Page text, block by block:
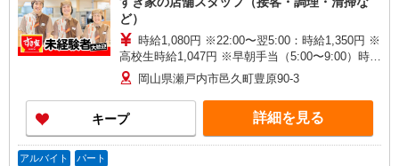
ど）
時給1,080円 ※22:00〜翌5:00：時給1,350円 ※
高校生時給1,047円 ※早朝手当（5:00〜9:00）時給
＋150円岡山県瀬戸内市邑久町豊原90-3
キープ 詳細を見る
アルバイト パート